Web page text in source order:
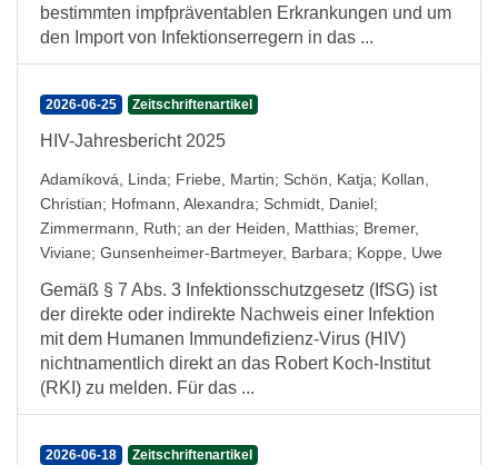
bestimmten impfpräventablen Erkrankungen und um
den Import von Infektionserregern in das ...
2026-06-25 Zeitschriftenartikel
HIV-Jahresbericht 2025
Adamíková, Linda; Friebe, Martin; Schön, Katja; Kollan,
Christian; Hofmann, Alexandra; Schmidt, Daniel;
Zimmermann, Ruth; an der Heiden, Matthias; Bremer,
Viviane; Gunsenheimer-Bartmeyer, Barbara; Koppe, Uwe
Gemäß § 7 Abs. 3 Infektionsschutzgesetz (IfSG) ist
der direkte oder indirekte Nachweis einer Infektion
mit dem Humanen Immundefizienz-Virus (HIV)
nichtnamentlich direkt an das Robert Koch-Institut
(RKI) zu melden. Für das ...
2026-06-18 Zeitschriftenartikel